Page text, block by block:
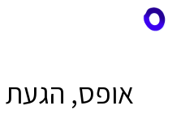
אופס, הגעת